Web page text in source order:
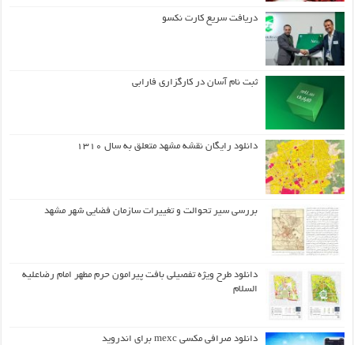
دریافت سریع کارت نکسو
ثبت نام آسان در کارگزاری فارابی
دانلود رایگان نقشه مشهد متعلق به سال ۱۳۱۰
بررسی سیر تحوالت و تغییرات سازمان فضایی شهر مشهد
دانلود طرح ويژه تفصيلي بافت پيرامون حرم مطهر امام رضاعليه
السلام
دانلود صرافی مکسی mexc برای اندروید